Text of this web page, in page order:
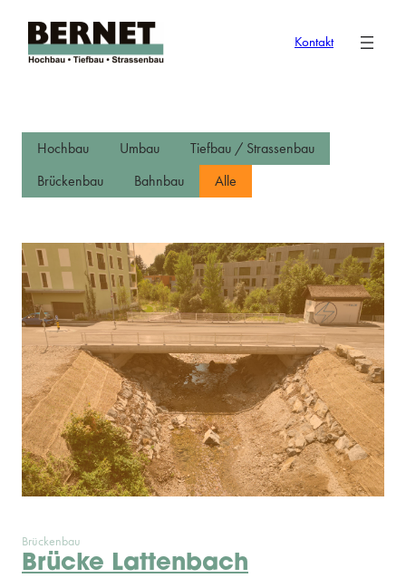
springen
Kontakt
Hochbau Umbau
Tiefbau / Strassenbau
Brückenbau
Bahnbau Alle
Brückenbau
Brücke Lattenbach